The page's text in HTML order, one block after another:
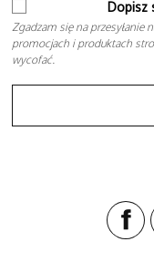
Dopisz
Zgadzam się na
promocjach i produktach
wycofać.